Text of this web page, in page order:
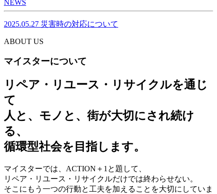
NEWS
2025.05.27 災害時の対応について
ABOUT US
マイスターについて
リペア・リユース・リサイクルを通じ
て
人と、モノと、街が大切にされ続け
る、
循環型社会を目指します。
マイスターでは、ACTION＋1と題して、
リペア・リユース・リサイクルだけでは終わらせない。
そこにもう一つの行動と工夫を加えることを大切にしていま